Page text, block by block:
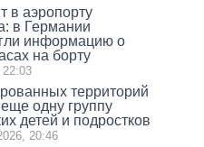
в аэропорту
в Германии
информацию о
на борту
22:03
территорий
одну группу
детей и подростков
20:46